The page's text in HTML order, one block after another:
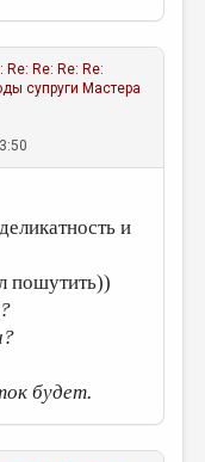
Re: Re: Re: Re:
супруги Мастера
и
пошутить))
будет.